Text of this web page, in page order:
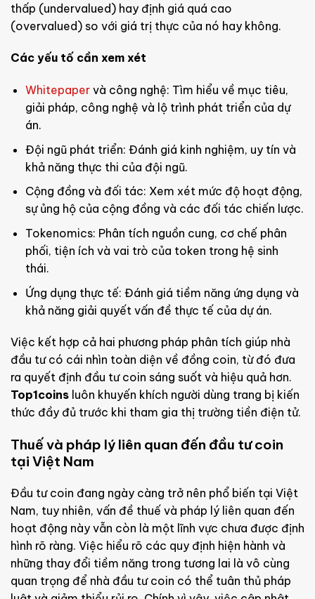
thấp (undervalued) hay định giá quá cao
(overvalued) so với giá trị thực của nó hay không.
Các yếu tố cần xem xét
Whitepapervà công nghệ: Tìm hiểu về mục tiêu,
giải pháp, công nghệ và lộ trình phát triển của dự
án.
Đội ngũ phát triển: Đánh giá kinh nghiệm, uy tín và
khả năng thực thi của đội ngũ.
Cộng đồng và đối tác: Xem xét mức độ hoạt động,
sự ủng hộ của cộng đồng và các đối tác chiến lược.
Tokenomics: Phân tích nguồn cung, cơ chế phân
phối, tiện ích và vai trò của token trong hệ sinh
thái.
Ứng dụng thực tế: Đánh giá tiềm năng ứng dụng và
khả năng giải quyết vấn đề thực tế của dự án.
Việc kết hợp cả hai phương pháp phân tích giúp nhà
đầu tư có cái nhìn toàn diện về đồng coin, từ đó đưa
ra quyết định đầu tư coin sáng suốt và hiệu quả hơn.
Top1coins luôn khuyến khích người dùng trang bị kiến
thức đầy đủ trước khi tham gia thị trường tiền điện tử.
Thuế và pháp lý liên quan đến đầu tư coin
tại Việt Nam
Đầu tư coin đang ngày càng trở nên phổ biến tại Việt
Nam, tuy nhiên, vấn đề thuế và pháp lý liên quan đến
hoạt động này vẫn còn là một lĩnh vực chưa được định
hình rõ ràng. Việc hiểu rõ các quy định hiện hành và
những thay đổi tiềm năng trong tương lai là vô cùng
quan trọng để nhà đầu tư coin có thể tuân thủ pháp